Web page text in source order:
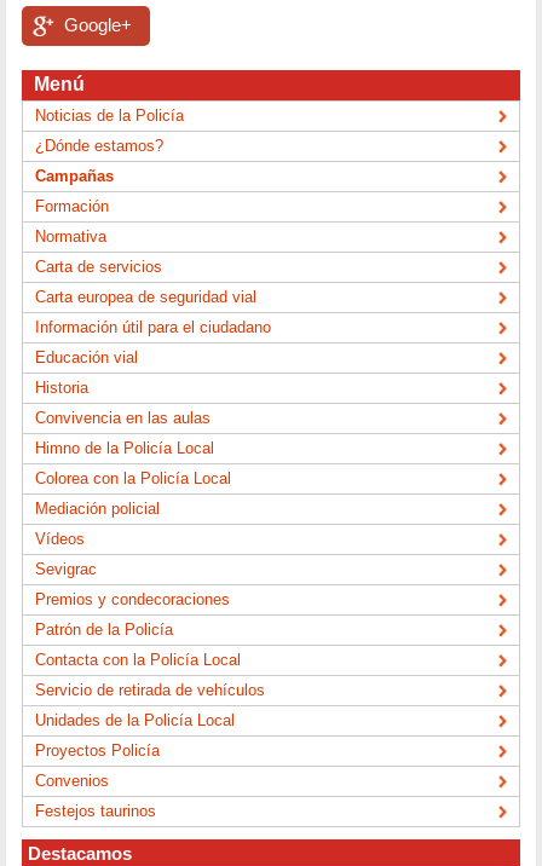
Google+
Menú
Noticias de la Policía
¿Dónde estamos?
Campañas
Formación
Normativa
Carta de servicios
Carta europea de seguridad vial
Información útil para el ciudadano
Educación vial
Historia
Convivencia en las aulas
Himno de la Policía Local
Colorea con la Policía Local
Mediación policial
Vídeos
Sevigrac
Premios y condecoraciones
Patrón de la Policía
Contacta con la Policía Local
Servicio de retirada de vehículos
Unidades de la Policía Local
Proyectos Policía
Convenios
Festejos taurinos
Destacamos